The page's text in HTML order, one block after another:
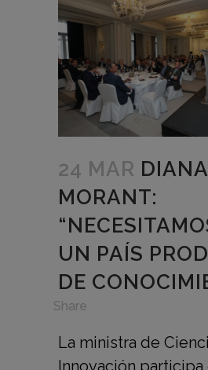
24 MAR DIANA
MORANT:
UN PAÍS
DE
Share
La ministra de
Innovación participa